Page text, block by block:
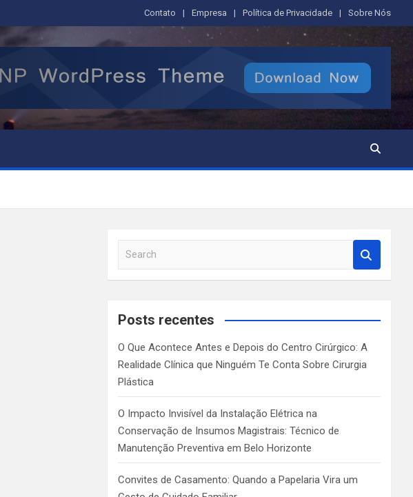
Contato Empresa Política de Privacidade Sobre Nós
a
c
Posts recentes
O Que Acontece Antes e Depois do Centro Cirúrgico: A
Realidade Clínica que Ninguém Te Conta Sobre Cirurgia
Plástica
O Impacto Invisível da Instalação Elétrica na
Conservação de Insumos Magistrais: Técnico de
Manutenção Preventiva em Belo Horizonte
Convites de Casamento: Quando a Papelaria Vira um